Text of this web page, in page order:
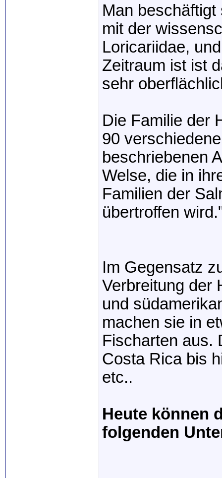
Man
mit der
Loricariidae,
Zeitraum ist ist
sehr
Die Familie der
90
beschriebenen
Welse, die in
Familien der
übertroffen
Im Gegensatz
Verbreitung der
und
machen sie in
Fischarten aus.
Costa Rica bis
etc..
Heute können
folgenden